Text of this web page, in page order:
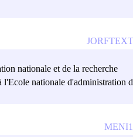
nationale et de la recherche
l'Ecole nationale d'administration